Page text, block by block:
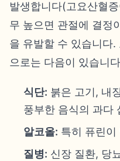
발생합니다(고요산혈
무 높으면 관절에 결정
을 유발할 수 있습니다.
으로는 다음이 있습니
식단: 붉은 고기, 내
풍부한 음식의 과다
알코올: 특히 퓨린이
질병: 신장 질환, 당